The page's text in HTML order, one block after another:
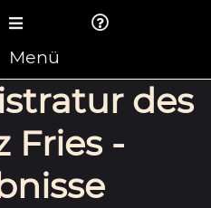
Menü
des
Fries -